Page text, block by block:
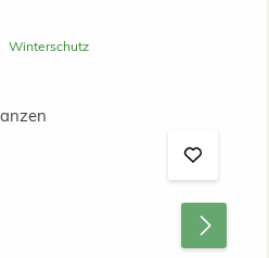
Winterschutz